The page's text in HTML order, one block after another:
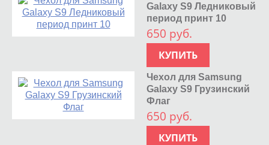
Galaxy S9 Ледниковый
период принт 10
650 руб.
КУПИТЬ
Чехол для Samsung
Galaxy S9 Грузинский
Флаг
650 руб.
КУПИТЬ